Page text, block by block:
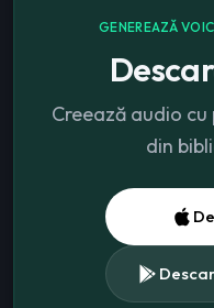
GENEREAZĂ
Creează audio
din